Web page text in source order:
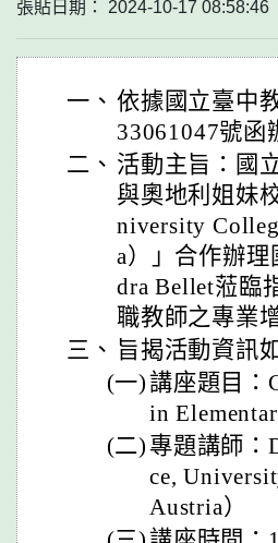
張貼日期： 2024-10-17
一、 依據國立臺中
33061047號函
二、 活動主旨：國
與奧地利姐妹
niversity
a）」合作辦
dra Bellet蒞臨
職教師之專業
三、 旨揭活動資訊
(一)講座題目：
in
(二) 專題講師：
ce,
Austria）